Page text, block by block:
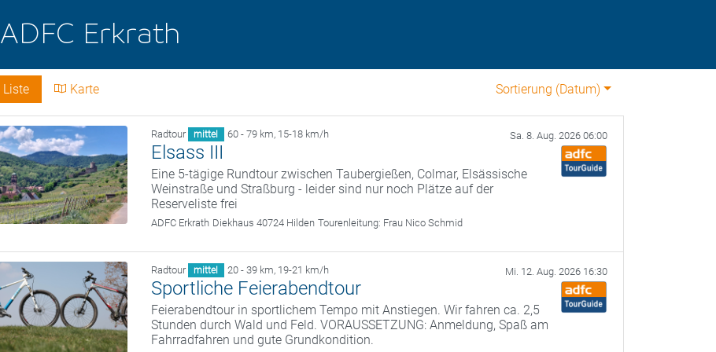
ADFC Erkrath
Liste Karte Sortierung (Datum)
Radtour mittel 60 - 79 km, 15-18 km/h Sa. 8. Aug. 2026 06:00
Elsass III
Eine 5-tägige Rundtour zwischen Taubergießen, Colmar, Elsässische
Weinstraße und Straßburg - leider sind nur noch Plätze auf der
Reserveliste frei
ADFC Erkrath Diekhaus 40724 Hilden Tourenleitung: Frau Nico Schmid
Radtour mittel 20 - 39 km, 19-21 km/h Mi. 12. Aug. 2026 16:30
Sportliche Feierabendtour
Feierabendtour in sportlichem Tempo mit Anstiegen. Wir fahren ca. 2,5
Stunden durch Wald und Feld. VORAUSSETZUNG: Anmeldung, Spaß am
Fahrradfahren und gute Grundkondition.